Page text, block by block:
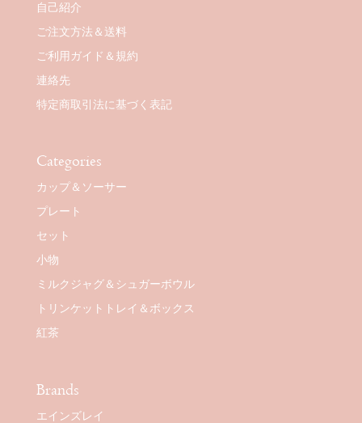
自己紹介
ご注文方法＆送料
ご利用ガイド＆規約
連絡先
特定商取引法に基づく表記
Categories
カップ＆ソーサー
プレート
セット
小物
ミルクジャグ＆シュガーボウル
トリンケットトレイ＆ボックス
紅茶
Brands
エインズレイ